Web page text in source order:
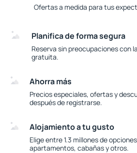
Ofertas a medida para tus
Planifica de forma segura
Reserva sin preocupaciones con
gratuita.
Ahorra más
Precios especiales, ofertas y
después de registrarse.
Alojamiento a tu gusto
Elige entre 1.3 millones de
apartamentos, cabañas y otros.